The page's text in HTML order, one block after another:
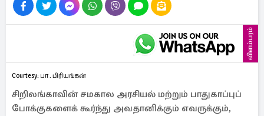
விளம்பரம்
Courtesy: பா . பிரியங்கன்
சிறிலங்காவின் சமகால அரசியல் மற்றும் பாதுகாப்புப்
போக்குகளைக் கூர்ந்து அவதானிக்கும் எவருக்கும்,